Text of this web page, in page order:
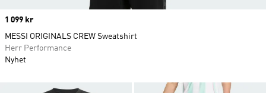
Price
1 099 kr
MESSI ORIGINALS CREW Sweatshirt
Herr Performance
Nyhet